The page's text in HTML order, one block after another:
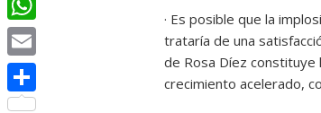
· Es posible que la
trataría de una
de Rosa Díez
crecimiento acelerado,
WhatsApp
Email
Compartir